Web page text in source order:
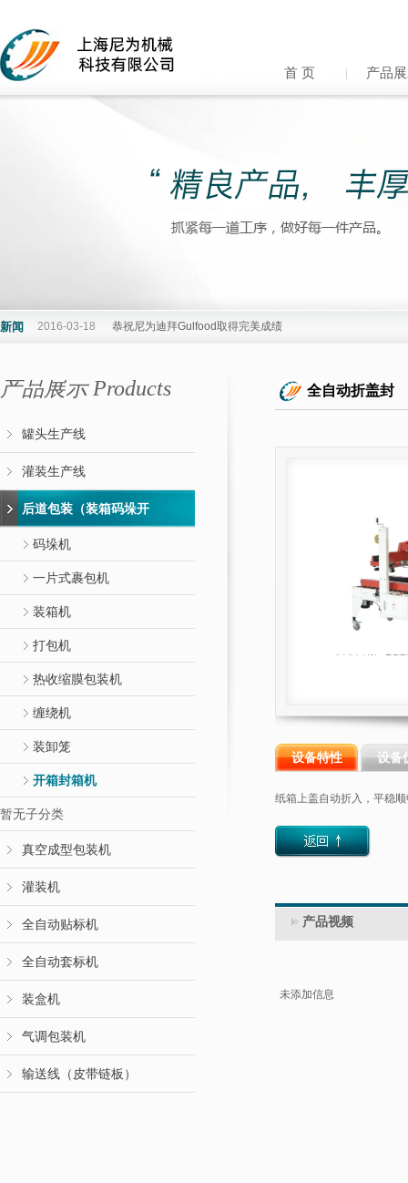
首 页 产品
新闻 2016-03-18 恭祝尼为迪拜Gulfood取得完美成绩
产品展示 Products
罐头生产线
灌装生产线
后道包装（装箱码垛开
码垛机
一片式裹包机
装箱机
打包机
热收缩膜包装机
缠绕机
装卸笼
开箱封箱机
暂无子分类
真空成型包装机
灌装机
全自动贴标机
全自动套标机
装盒机
气调包装机
输送线（皮带链板）
全自动折盖封
设备特性 设备
纸箱上盖自动折入，平稳
产品视频
未添加信息